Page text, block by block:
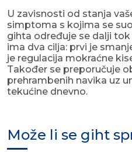
U zavisnosti od stanja
simptoma s kojima se
gihta određuje se dalji
ima dva cilja: prvi je
je regulacija mokraćne
Također se preporučuje
prehrambenih navika uz
tekućine dnevno.
Može li se giht